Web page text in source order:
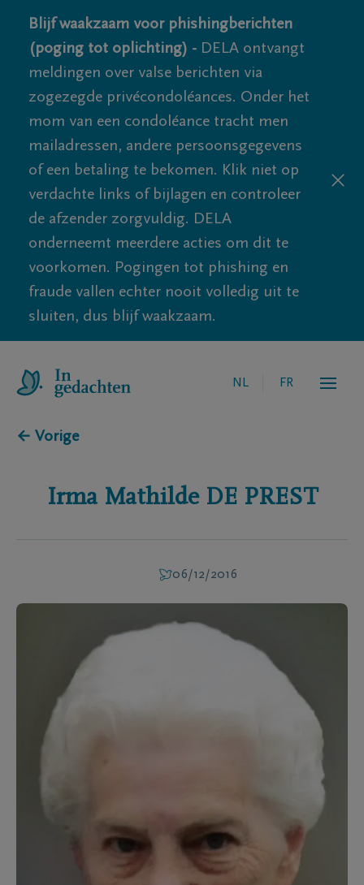
Blijf waakzaam voor phishingberichten
(poging tot oplichting) - DELA ontvangt
meldingen over valse berichten via
zogezegde privécondoléances. Onder het
mom van een condoléance tracht men
mailadressen, andere persoonsgegevens
of een betaling te bekomen. Klik niet op
verdachte links of bijlagen en controleer
de afzender zorgvuldig. DELA
onderneemt meerdere acties om dit te
voorkomen. Pogingen tot phishing en
fraude vallen echter nooit volledig uit te
sluiten, dus blijf waakzaam.
NL FR
← Vorige
Irma Mathilde DE PREST
06/12/2016